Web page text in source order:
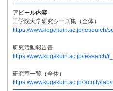
アピール内容
工学院大学研究シーズ集（全体）
https://www.kogakuin.ac.jp/research/
研究活動報告書
https://www.kogakuin.ac.jp/research/
研究室一覧（全体）
https://www.kogakuin.ac.jp/faculty/lab/